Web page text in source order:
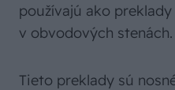
používajú ako
v obvodových stenách.
Tieto preklady sú